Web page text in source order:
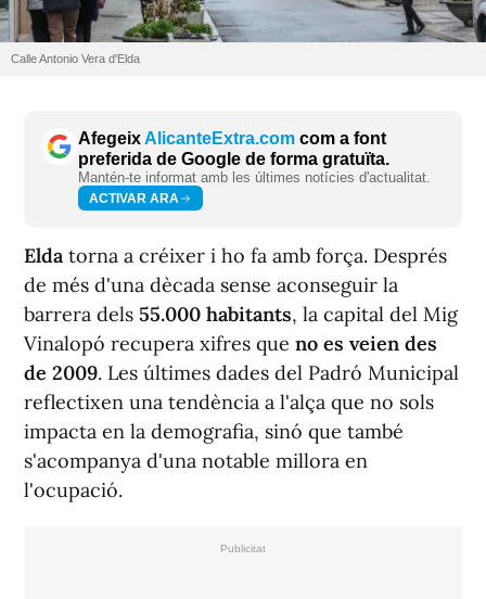
Calle Antonio Vera d'Elda
AfegeixAlicanteExtra.com com a font
preferida de Google de forma gratuïta.
Mantén-te informat amb les últimes notícies d'actualitat.
ACTIVAR ARA
Elda torna a créixer i ho fa amb força. Després
de més d'una dècada sense aconseguir la
barrera dels 55.000 habitants, la capital del Mig
Vinalopó recupera xifres que no es veien des
de 2009. Les últimes dades del Padró Municipal
reflectixen una tendència a l'alça que no sols
impacta en la demografia, sinó que també
s'acompanya d'una notable millora en
l'ocupació.